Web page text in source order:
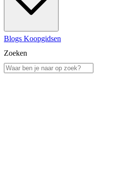
Blogs Koopgidsen
Zoeken